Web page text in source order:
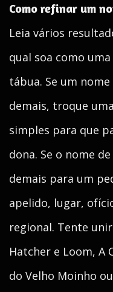
Como refinar um
Leia vários
qual soa como
tábua. Se um
demais, troque
simples para que
dona. Se o nome
demais para um
apelido, lugar,
regional. Tente
Hatcher e Loom, A
do Velho Moinho